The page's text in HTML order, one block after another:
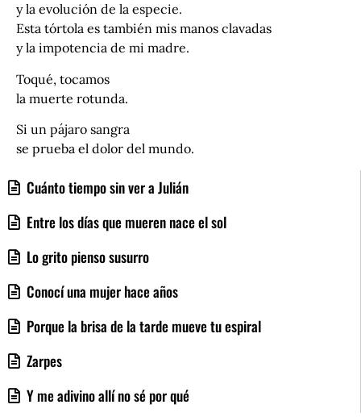
Cuánto tiempo sin ver a Julián
Entre los días que mueren nace el sol
Lo grito pienso susurro
Conocí una mujer hace años
Porque la brisa de la tarde mueve tu espiral
Zarpes
Y me adivino allí no sé por qué
y la evolución de la especie.
Esta tórtola es también mis manos clavadas
y la impotencia de mi madre.
Toqué, tocamos
la muerte rotunda.
Si un pájaro sangra
se prueba el dolor del mundo.